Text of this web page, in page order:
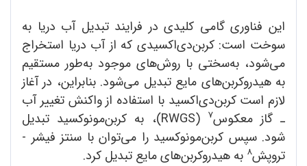
این فناوری گامی کلیدی در فرایند تبدیل آب دریا به
سوخت است: کربن‌دی‌اکسیدی که از آب دریا استخراج
می‌شود، به‌سختی با روش‌های موجود به‌طور مستقیم
به هیدروکربن‌های مایع تبدیل می‌شود. بنابراین، در آغاز
لازم است کربن‌دی‌اکسید با استفاده از واکنش تغییر آب
ـ گاز معکوس7
(RWGS)، به کربن‌مونوکسید تبدیل
شود. سپس کربن‌مونوکسید را می‌توان با سنتز فیشر -
تروپش8 به هیدروکربن‌های مایع تبدیل کرد.